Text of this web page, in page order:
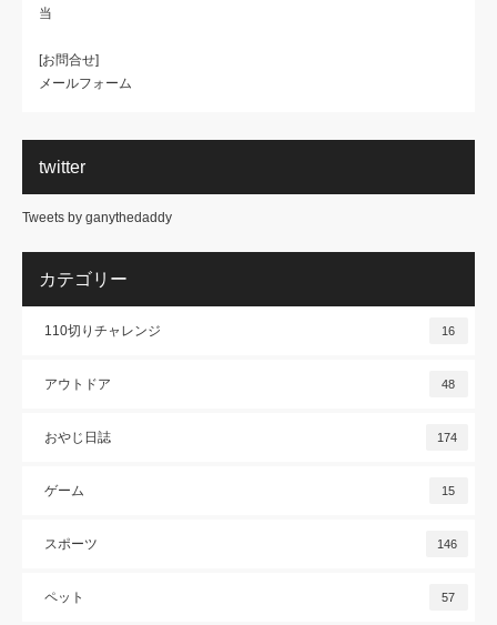
当
[お問合せ]
メールフォーム
twitter
Tweets by ganythedaddy
カテゴリー
110切りチャレンジ 16
アウトドア 48
おやじ日誌 174
ゲーム 15
スポーツ 146
ペット 57